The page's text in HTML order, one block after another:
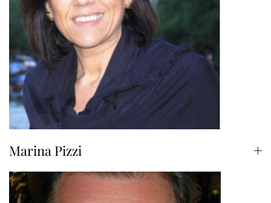
Marina Pizzi